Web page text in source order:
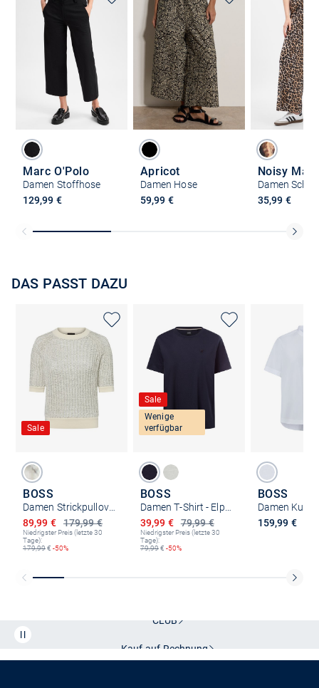
Marc O'Polo
Damen Stoffhose
129,99 €
Apricot
Damen Hose
59,99 €
Noisy May
35,99 €
DAS PASST DAZU
Sale
BOSS
Damen Strickpullover mit Mohair-Anteil - Fadiani
179,99 €
Ermäßigter Preis
89,99 €
Niedrigster Preis (letzte 30
Tage):
179,99€ -50%
Sale
Wenige
verfügbar
BOSS
79,99 €
Ermäßigter Preis
39,99 €
Niedrigster Preis (letzte 30
Tage):
79,99€ -50%
BOSS
159,99 €
CLUB
Kauf auf Rechnung